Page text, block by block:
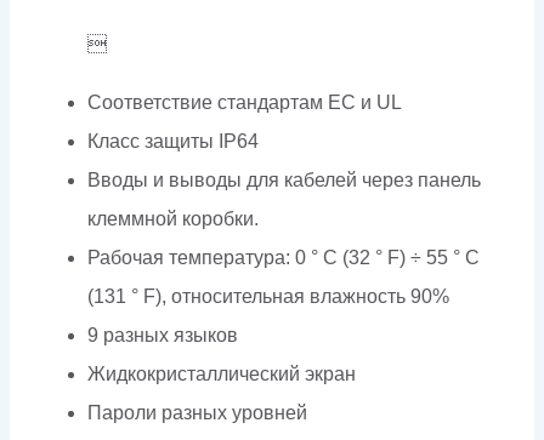

Соответствие стандартам EC и UL
Класс защиты IP64
Вводы и выводы для кабелей через панель
клеммной коробки.
Рабочая температура: 0 ° C (32 ° F) ÷ 55 ° C
(131 ° F), относительная влажность 90%
9 разных языков
Жидкокристаллический экран
Пароли разных уровней